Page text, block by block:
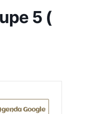
5 (
Google